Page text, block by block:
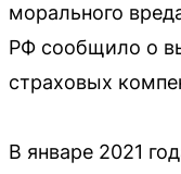
морального
РФ сообщило о
страховых
В январе 2021